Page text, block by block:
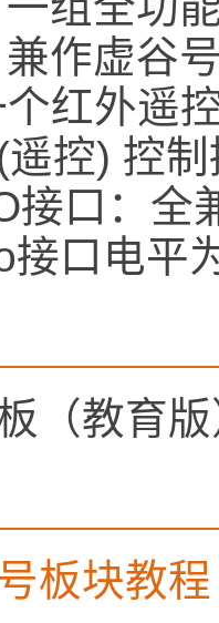
作虚谷
红外遥
控) 控
接口：全
接口电平
（教育
板块教程